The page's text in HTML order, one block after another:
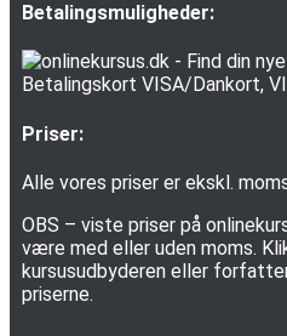
Betalingsmuligheder:
Priser:
Alle vores priser er ekskl.
OBS – viste priser på
være med eller uden moms.
kursusudbyderen eller
priserne.